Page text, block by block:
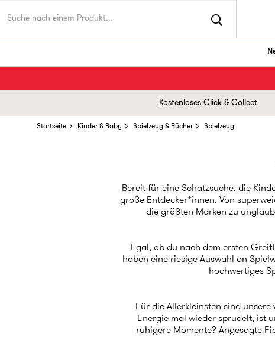
Kostenloses Click & Collect
Startseite Kinder & Baby Spielzeug & Bücher Spielzeug
Bereit für eine Schatzsuche, die
große Entdecker*innen. Von
die größten Marken zu
Egal, ob du nach dem ersten
haben eine riesige Auswahl an
hochwertiges
Für die Allerkleinsten sind
Energie mal wieder sprudelt, ist
ruhigere Momente? Angesagte